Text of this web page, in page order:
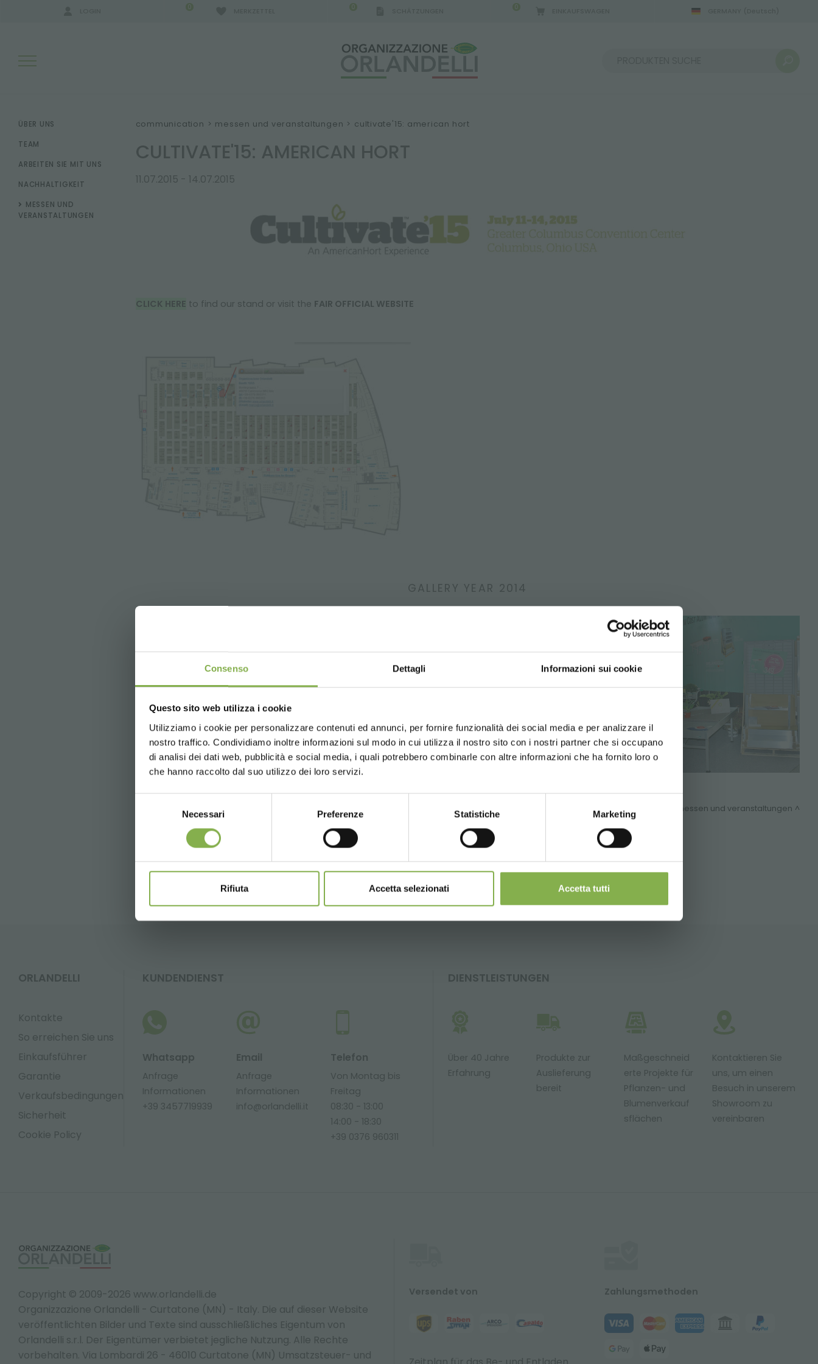
Consenso Dettagli Informazioni sui cookie
Questo sito web utilizza i cookie
Utilizziamo i cookie per personalizzare contenuti ed annunci, per fornire funzionalità dei social media e per analizzare il
nostro traffico. Condividiamo inoltre informazioni sul modo in cui utilizza il nostro sito con i nostri partner che si occupano
di analisi dei dati web, pubblicità e social media, i quali potrebbero combinarle con altre informazioni che ha fornito loro o
che hanno raccolto dal suo utilizzo dei loro servizi.
Necessari Preferenze Statistiche Marketing
Rifiuta Accetta selezionati Accetta tutti
0 0 0
SUCHERGEBNISSE:
ÜBER UNS
TEAM
ARBEITEN SIE MIT UNS
NACHHALTIGKEIT
MESSEN UND
VERANSTALTUNGEN
communication > messen und veranstaltungen > cultivate'15: american hort
CULTIVATE'15: AMERICAN HORT
11.07.2015 - 14.07.2015
CLICK HERE to find our stand or visit the FAIR OFFICIAL WEBSITE
GALLERY YEAR 2014
organizzazione orlandelli präsentiert das buch von robert f. zurel
messen und veranstaltungen
UNITED STATES ENGLISH
CONTINUE
ORLANDELLI
Kontakte
So erreichen Sie uns
Einkaufsführer
Garantie
Verkaufsbedingungen
Sicherheit
Cookie Policy
KUNDENDIENST
Whatsapp
Anfrage
Informationen
+39 3457719939
Email
Anfrage
Informationen
info@orlandelli.it
Telefon
Von Montag bis
Freitag
08:30 - 13:00
14:00 - 18:30
+39 0376 960311
DIENSTLEISTUNGEN
Über 40 Jahre
Erfahrung
Produkte zur
Auslieferung
bereit
Maßgeschneid
erte Projekte für
Pflanzen- und
Blumenverkauf
sflächen
Kontaktieren Sie
uns, um einen
Besuch in unserem
Showroom zu
vereinbaren
Ein kleines Geschenk für dich...
5 % Rabattauf deine erste Bestellung *
2 % Rabatt immerauf tutti deine zukünftigen Einkäufe *
Kostenloser Versandab einem Bestellwert von 15.000 €
News und Updatesvorab (wählen Sie bei der Registrierung die Option
Newsletter)
JETZT REGISTRIEREN
Versand.
Copyright © 2009-2026 www.orlandelli.de
Organizzazione Orlandelli - Curtatone (MN) - Italy. Die auf dieser Website
veröffentlichten Bilder und Texte sind ausschließliches Eigentum von
Orlandelli s.r.l. Der Eigentümer verbietet jegliche Nutzung. Alle Rechte
vorbehalten. Via Lombardi 26 - 46010 Curtatone (MN) Umsatzsteuer- und
Versendet von Zahlungsmethoden